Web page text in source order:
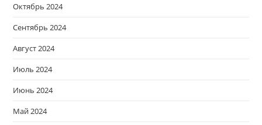
Октябрь 2024
Сентябрь 2024
Август 2024
Июль 2024
Июнь 2024
Май 2024